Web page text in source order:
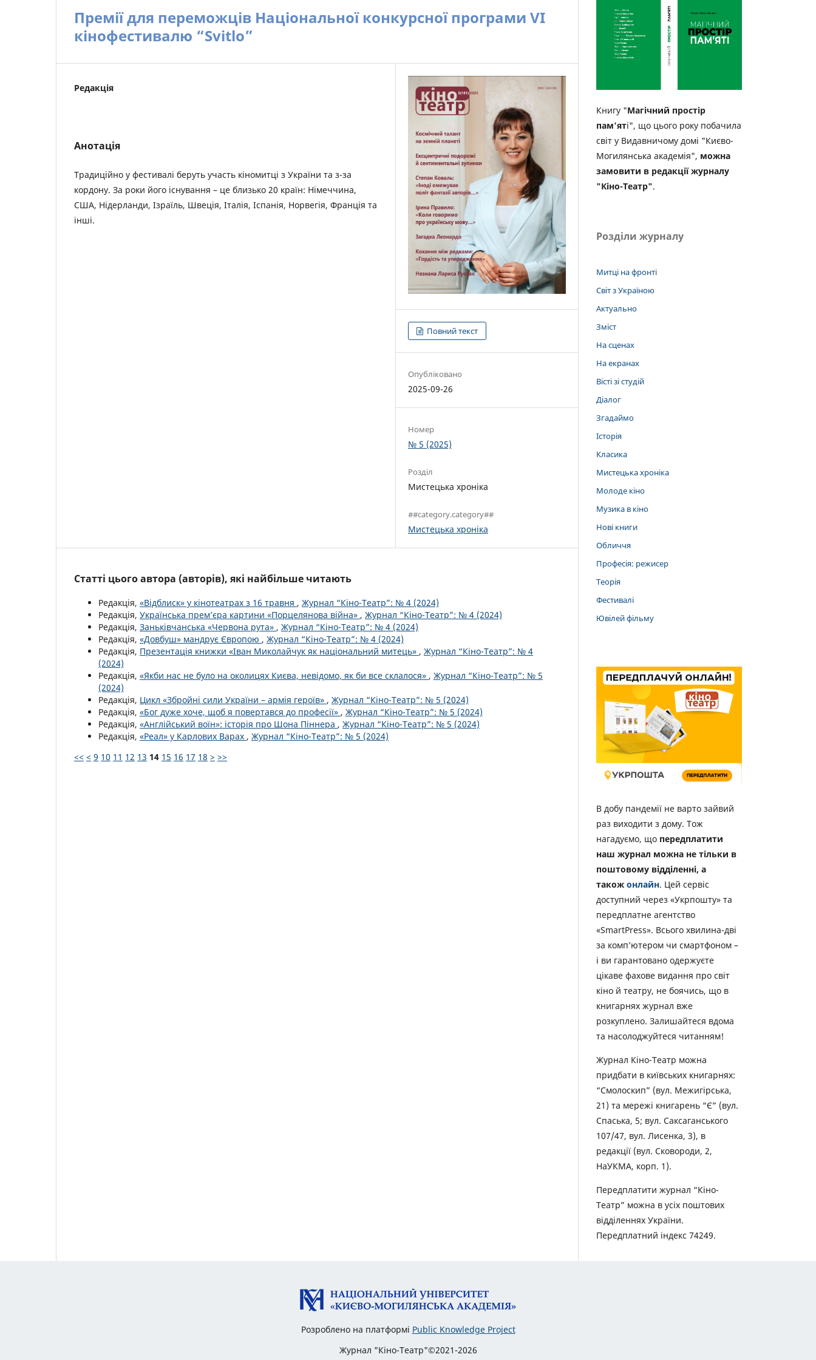
Премії для переможців Національної конкурсної програми VI
кінофестивалю “Svitlo”
Редакція
Анотація
Традиційно у фестивалі беруть участь кіномитці з України та з-за
кордону. За роки його існування – це близько 20 країн: Німеччина,
США, Нідерланди, Ізраїль, Швеція, Італія, Іспанія, Норвегія, Франція та
інші.
Повний текст
Опубліковано
2025-09-26
Номер
№ 5 (2025)
Розділ
Мистецька хроніка
##category.category##
Мистецька хроніка
Статті цього автора (авторів), які найбільше читають
Редакція, «Відблиск» у кінотеатрах з 16 травня , Журнал “Кіно-Театр”: № 4 (2024)
Редакція, Українська прем’єра картини «Порцелянова війна» , Журнал “Кіно-Театр”: № 4 (2024)
Редакція, Заньківчанська «Червона рута» , Журнал “Кіно-Театр”: № 4 (2024)
Редакція, «Довбуш» мандрує Європою , Журнал “Кіно-Театр”: № 4 (2024)
Редакція, Презентація книжки «Іван Миколайчук як національний митець» , Журнал “Кіно-Театр”: № 4
(2024)
Редакція, «Якби нас не було на околицях Києва, невідомо, як би все склалося» , Журнал “Кіно-Театр”: № 5
(2024)
Редакція, Цикл «Збройні сили України – армія героїв» , Журнал “Кіно-Театр”: № 5 (2024)
Редакція, «Бог дуже хоче, щоб я повертався до професії» , Журнал “Кіно-Театр”: № 5 (2024)
Редакція, «Англійський воїн»: історія про Шона Піннера , Журнал “Кіно-Театр”: № 5 (2024)
Редакція, «Реал» у Карлових Варах , Журнал “Кіно-Театр”: № 5 (2024)
<< < 9 10 11 12 13 14 15 16 17 18 > >>
Книгу "Магічний простір
пам'яті", що цього року побачила
світ у Видавничому домі "Києво-
Могилянська академія", можна
замовити в редакції журналу
"Кіно-Театр".
Розділи журналу
Митці на фронті
Світ з Україною
Актуально
Зміст
На сценах
На екранах
Вісті зі студій
Діалог
Згадаймо
Історія
Класика
Мистецька хроніка
Молоде кіно
Музика в кіно
Нові книги
Обличчя
Професія: режисер
Теорія
Фестивалі
Ювілей фільму
В добу пандемії не варто зайвий
раз виходити з дому. Тож
нагадуємо, що передплатити
наш журнал можна не тільки в
поштовому відділенні, а
також онлайн. Цей сервіс
доступний через «Укрпошту» та
передплатне агентство
«SmartPress». Всього хвилина-дві
за комп’ютером чи смартфоном –
і ви гарантовано одержуєте
цікаве фахове видання про світ
кіно й театру, не боячись, що в
книгарнях журнал вже
розкуплено. Залишайтеся вдома
та насолоджуйтеся читанням!
Журнал Кіно-Театр можна
придбати в київських книгарнях:
“Смолоскип” (вул. Межигірська,
21) та мережі книгарень “Є” (вул.
Спаська, 5; вул. Саксаганського
107/47, вул. Лисенка, 3), в
редакції (вул. Сковороди, 2,
НаУКМА, корп. 1).
Передплатити журнал “Кіно-
Театр” можна в усіх поштових
відділеннях України.
Передплатний індекс 74249.
Розроблено на платформі Public Knowledge Project
Журнал "Кіно-Театр"©2021-2026